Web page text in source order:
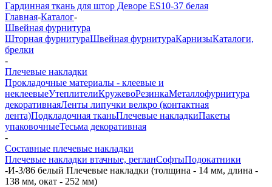
Гардинная ткань для штор Деворе ES10-37 белая
Главная-Каталог-
Швейная фурнитура
Шторная фурнитураШвейная фурнитураКарнизыКаталоги,
брелки
-
Плечевые накладки
Прокладочные материалы - клеевые и
неклеевыеУтеплителиКружевоРезинкаМеталлофурнитура
декоративнаяЛенты липучки велкро (контактная
лента)Подкладочная тканьПлечевые накладкиПакеты
упаковочныеТесьма декоративная
-
Составные плечевые накладки
Плечевые накладки втачные, регланСофтыПодокатники
-И-3/86 белый Плечевые накладки (толщина - 14 мм, длина -
138 мм, окат - 252 мм)